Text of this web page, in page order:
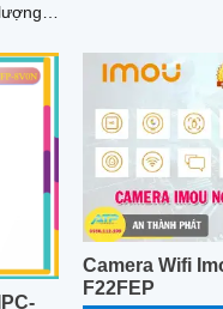
Camera Wifi
F22FEP